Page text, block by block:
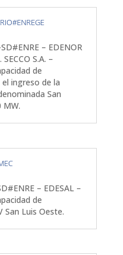
– EDENOR
S.A. –
de
ingreso de la
San
MW.
– EDESAL –
de
San Luis Oeste.